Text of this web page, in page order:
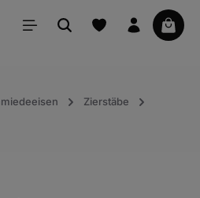
Zierstäbe